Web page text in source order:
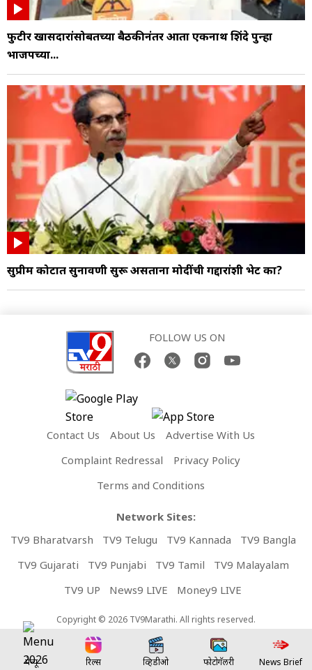
फुटीर खासदारांसोबतच्या बैठकीनंतर आता एकनाथ शिंदे पुन्हा
भाजपच्या...
सुप्रीम कोर्टात सुनावणी सुरू असताना मोदींची गद्दारांशी भेट का?
FOLLOW US ON
Contact Us About Us
Advertise With Us
Complaint Redressal
Privacy Policy
Terms and Conditions
Network Sites:
TV9 Bharatvarsh
TV9 Telugu TV9 Kannada
TV9 Bangla
TV9 Gujarati
TV9 Punjabi TV9 Tamil
TV9 Malayalam
TV9 UP
News9 LIVE Money9 LIVE
Copyright © 2026 TV9Marathi. All rights reserved.
मेन्यू रिल्स व्हिडीओ फोटोगॅलरी News Brief